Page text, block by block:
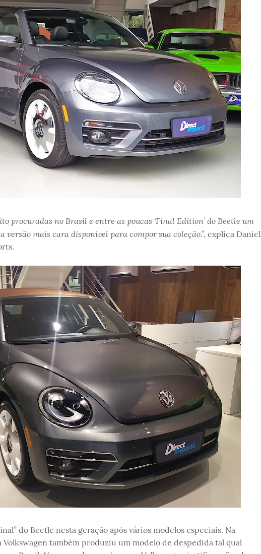
procuradas no Brasil e entre as poucas ‘Final Edition’ do Beetle um
versão mais cara disponível para compor sua coleção.”, explica Daniel
do Beetle nesta geração após vários modelos especiais. Na
Volkswagen também produziu um modelo de despedida tal qual